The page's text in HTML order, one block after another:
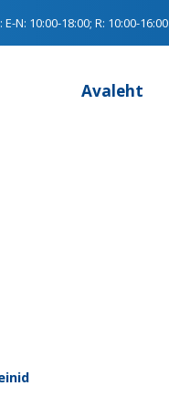
E-N: 10:00-18:00; R: 10:00-16:00
Avaleht